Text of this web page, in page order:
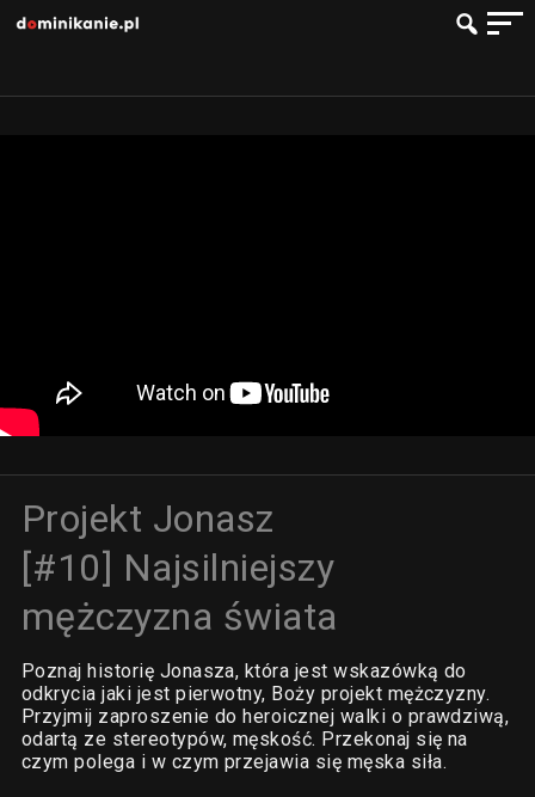
Projekt Jonasz
[#10] Najsilniejszy
mężczyzna świata
Poznaj historię Jonasza, która jest wskazówką do
odkrycia jaki jest pierwotny, Boży projekt mężczyzny.
Przyjmij zaproszenie do heroicznej walki o prawdziwą,
odartą ze stereotypów, męskość. Przekonaj się na
czym polega i w czym przejawia się męska siła.